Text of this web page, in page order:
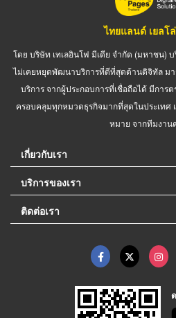
ไทยแลนด์ เยลโ
โดย บริษัท เทเลอินโฟ มีเดีย จำกัด (มหาชน) บ
ไม่เคยหยุดพัฒนาบริการที่ดีที่สุดด้านดิจิทัล มา
บริการ จากผู้ประกอบการที่เชื่อถือได้ มีการ
ครอบคลุมทุกหมวดธุรกิจมากที่สุดในประเทศ
หมาย จากทีมงา
เกี่ยวกับเรา
บริการของเรา
ติดต่อเรา